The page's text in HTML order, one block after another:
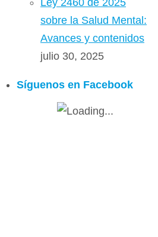
Ley 2460 de 2025
sobre la Salud Mental:
Avances y contenidos
julio 30, 2025
Síguenos en Facebook